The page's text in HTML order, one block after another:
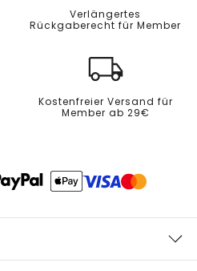
Verlängertes
Rückgaberecht für Member
Kostenfreier Versand für
Member ab 29€